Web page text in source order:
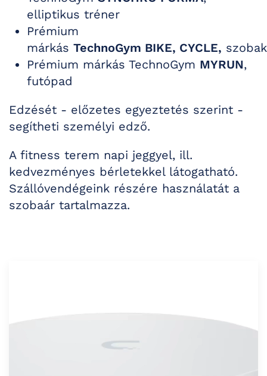
elliptikus tréner
Prémium
márkás TechnoGym BIKE, CYCLE,
Prémium márkás TechnoGym MYRUN,
futópad
Edzését - előzetes egyeztetés szerint -
segítheti személyi edző.
A fitness terem napi jeggyel, ill.
kedvezményes bérletekkel látogatható.
Szállóvendégeink részére használatát a
szobaár tartalmazza.